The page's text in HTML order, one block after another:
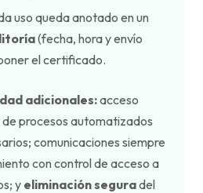
uso queda anotado en un
(fecha, hora y envío
el certificado.
adicionales:acceso
procesos automatizados
comunicaciones siempre
con control de acceso a
y eliminación seguradel